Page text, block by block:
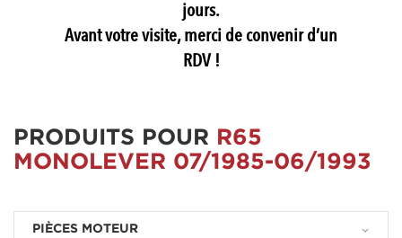
jours.
Avant votre visite, merci de convenir d’un
RDV !
PRODUITS POUR
R65
MONOLEVER 07/1985-06/1993
PIÈCES MOTEUR keyboard_arrow_down